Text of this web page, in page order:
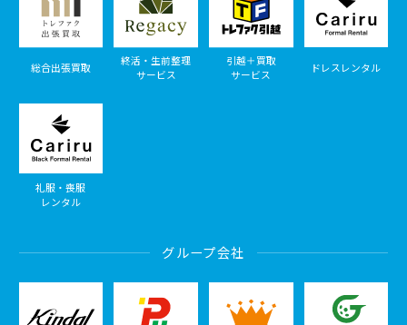
総合出張買取
終活・生前整理
サービス
引越＋買取
サービス
ドレスレンタル
礼服・喪服
レンタル
グループ会社